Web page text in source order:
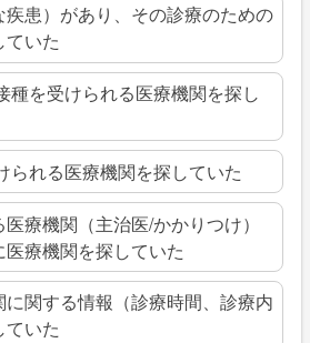
患）があり、その診療のための
ていた
種を受けられる医療機関を探し
られる医療機関を探していた
療機関（主治医/かかりつけ）
療機関を探していた
関する情報（診療時間、診療内
いた